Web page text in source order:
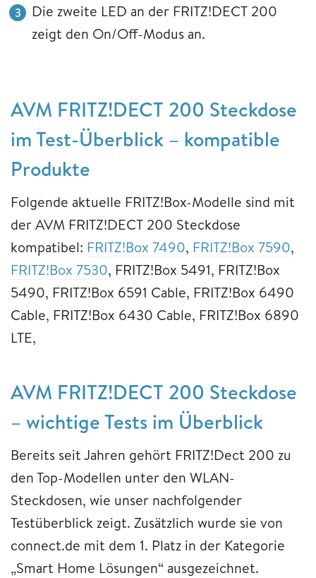
Die zweite LED an der FRITZ!DECT 200
zeigt den On/Off-Modus an.
AVM FRITZ!DECT 200 Steckdose
im Test-Überblick – kompatible
Produkte
Folgende aktuelle FRITZ!Box-Modelle sind mit
der AVM FRITZ!DECT 200 Steckdose
kompatibel: FRITZ!Box 7490, FRITZ!Box 7590,
FRITZ!Box 7530, FRITZ!Box 5491, FRITZ!Box
5490, FRITZ!Box 6591 Cable, FRITZ!Box 6490
Cable, FRITZ!Box 6430 Cable, FRITZ!Box 6890
LTE,
AVM FRITZ!DECT 200 Steckdose
– wichtige Tests im Überblick
Bereits seit Jahren gehört FRITZ!Dect 200 zu
den Top-Modellen unter den WLAN-
Steckdosen, wie unser nachfolgender
Testüberblick zeigt. Zusätzlich wurde sie von
connect.de mit dem 1. Platz in der Kategorie
„Smart Home Lösungen“ ausgezeichnet.